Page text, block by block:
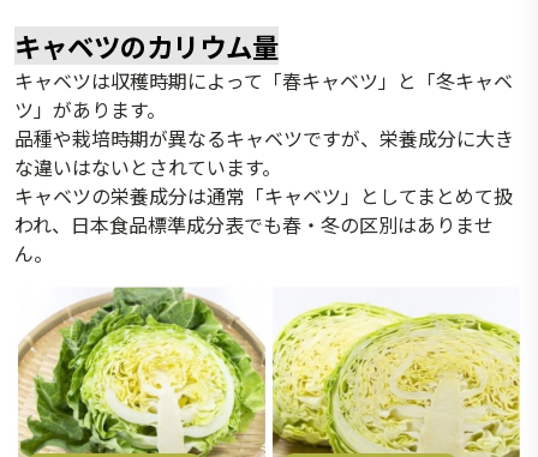
キャベツのカリウム量
キャベツは収穫時期によって「春キャベツ」と「冬キャベ
ツ」があります。
品種や栽培時期が異なるキャベツですが、栄養成分に大き
な違いはないとされています。
キャベツの栄養成分は通常「キャベツ」としてまとめて扱
われ、日本食品標準成分表でも春・冬の区別はありませ
ん。